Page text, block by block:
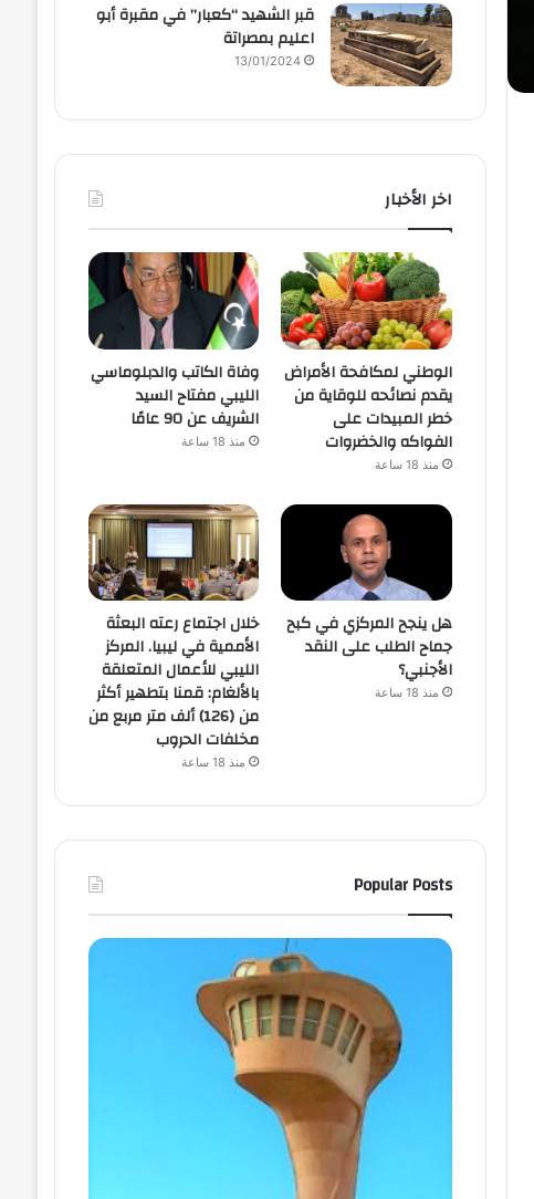
قبر الشهيد “كعبار” في مقبرة أبو
اعليم بمصراتة
13/01/2024
اخر الأخبار
الوطني لمكافحة الأمراض
يقدم نصائحه للوقاية من
خطر المبيدات على
الفواكه والخضروات
منذ 18 ساعة
وفاة الكاتب والدبلوماسي
الليبي مفتاح السيد
الشريف عن 90 عامًا
منذ 18 ساعة
هل ينجح المركزي في كبح
جماح الطلب على النقد
الأجنبي؟
منذ 18 ساعة
خلال اجتماع رعته البعثة
الأممية في ليبيا. المركز
الليبي للأعمال المتعلقة
بالألغام: قمنا بتطهير أكثر
من (126) ألف متر مربع من
مخلفات الحروب
منذ 18 ساعة
Popular Posts